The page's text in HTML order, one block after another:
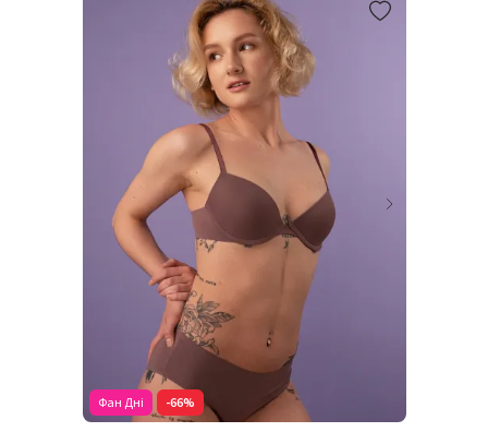
Фан Дні -66%